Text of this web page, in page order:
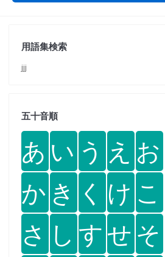
用語集検索
jjj
五十音順
あ い う え お
か き く け こ
さ し すせ そ